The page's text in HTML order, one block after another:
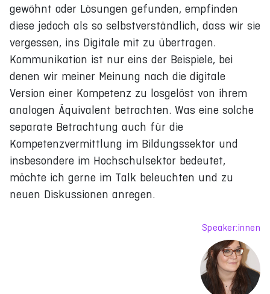
gewöhnt oder Lösungen gefunden, empfinden
diese jedoch als so selbstverständlich, dass wir sie
vergessen, ins Digitale mit zu übertragen.
Kommunikation ist nur eins der Beispiele, bei
denen wir meiner Meinung nach die digitale
Version einer Kompetenz zu losgelöst von ihrem
analogen Äquivalent betrachten. Was eine solche
separate Betrachtung auch für die
Kompetenzvermittlung im Bildungssektor und
insbesondere im Hochschulsektor bedeutet,
möchte ich gerne im Talk beleuchten und zu
neuen Diskussionen anregen.
Speaker:innen